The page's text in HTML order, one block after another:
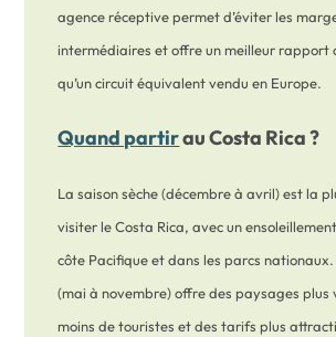
agence réceptive permet d’éviter les
intermédiaires et offre un meilleur
qu’un circuit équivalent vendu en Europe.
Quand partirau Costa Rica ?
La saison sèche (décembre à avril) est la
visiter le Costa Rica, avec un
côte Pacifique et dans les parcs
(mai à novembre) offre des paysages plus
moins de touristes et des tarifs plus